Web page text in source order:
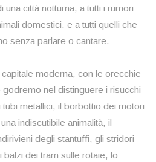
città notturna, a tutti i rumori
domestici. e a tutti quelli che
senza parlare o cantare.
moderna, con le orecchie
nel distinguere i risucchi
tubi metallici, il borbottio dei motori
indiscutibile animalità, il
degli stantuffi, gli stridori
dei tram sulle rotaie, lo